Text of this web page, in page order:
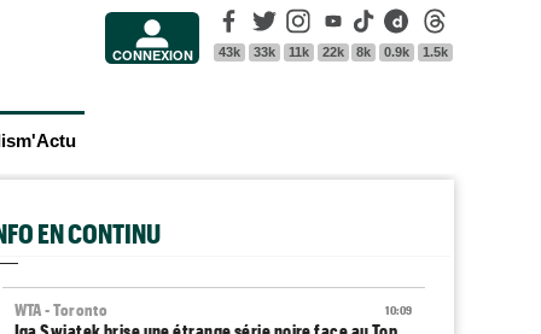
CONNEXION
Facebook
43k
Twitter
33k
Instagram
11k
Youtube
22k
Tik Tok
8k
Dailymotion
0.9k 1.5k
EN CONTINU
10:09
WTA - Toronto